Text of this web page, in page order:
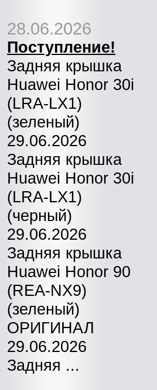
28.06.2026
Поступление!
Задняя крышка
Huawei Honor 30i
(LRA-LX1)
(зеленый)
29.06.2026
Задняя крышка
Huawei Honor 30i
(LRA-LX1)
(черный)
29.06.2026
Задняя крышка
Huawei Honor 90
(REA-NX9)
(зеленый)
ОРИГИНАЛ
29.06.2026
Задняя ...